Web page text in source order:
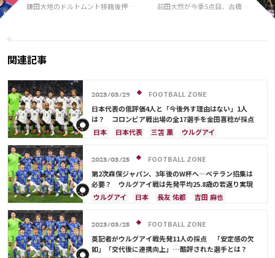
鎌田大地のドルトムント移籍後押
前田大然が今季5点目、古橋亨
関連記事
2023/03/29
FOOTBALL ZONE
日本代表の低評価4人と「今後外す理由はない」1人
は？ コロンビア戦出場の全17選手を金田喜稔が採点
日本
日本代表 三笘 薫
ウルグアイ
久保 建英
堂安 律 遠藤 航
町野 修斗
シュミット・ダニエル
守田 英正
酒井 宏樹
板倉 滉
前田 大然 伊藤 洋輝
2023/03/25
FOOTBALL ZONE
第2次森保ジャパン、3年後のW杯へ―ベテラン招集は
必要？ ウルグアイ戦は先発平均25.8歳の若返り実現
ウルグアイ
日本 長友 佑都
吉田 麻也
日本代表
シュミット・ダニエル
浅野 拓磨
南野 拓実
守田 英正 三笘 薫
鎌田 大地
堂安 律
冨安 健洋 遠藤 航
大迫 勇也
2023/03/25
FOOTBALL ZONE
英記者がウルグアイ戦先発11人の採点 「安定感の欠
如」「交代後に連携向上」…酷評された選手とは？